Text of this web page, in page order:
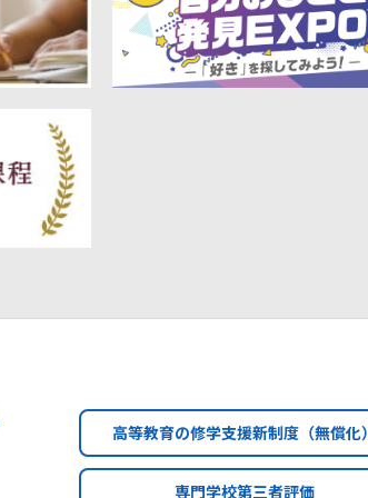
高等教育の修学支援新制度（無償化）
専門学校第三者評価